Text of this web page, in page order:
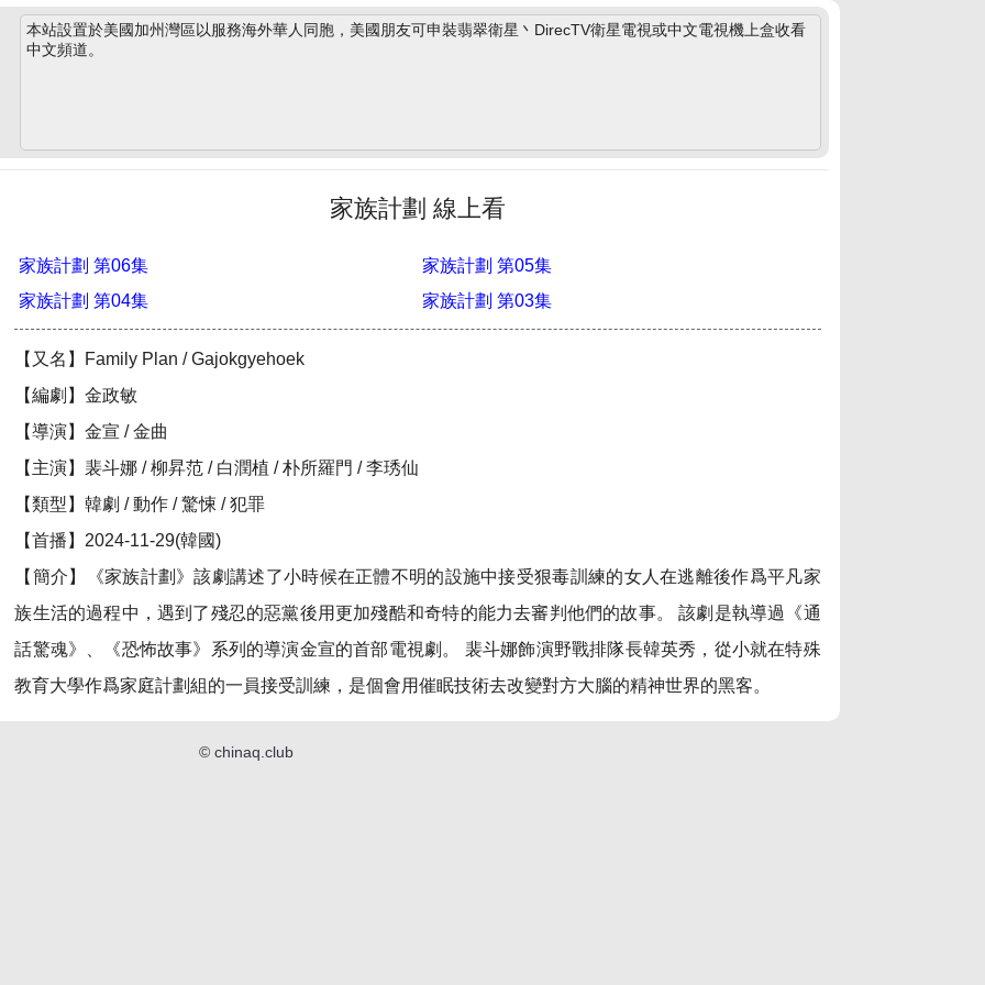
本站設置於美國加州灣區以服務海外華人同胞，美國朋友可申裝翡翠衛星丶DirecTV衛星電視或中文電視機上盒收看
中文頻道。
家族計劃 線上看
家族計劃 第06集
家族計劃 第05集
家族計劃 第04集
家族計劃 第03集
【又名】Family Plan / Gajokgyehoek
【編劇】金政敏
【導演】金宣 / 金曲
【主演】裴斗娜 / 柳昇范 / 白潤植 / 朴所羅門 / 李琇仙
【類型】韓劇 / 動作 / 驚悚 / 犯罪
【首播】2024-11-29(韓國)
【簡介】《家族計劃》該劇講述了小時候在正體不明的設施中接受狠毒訓練的女人在逃離後作爲平凡家
族生活的過程中，遇到了殘忍的惡黨後用更加殘酷和奇特的能力去審判他們的故事。 該劇是執導過《通
話驚魂》、《恐怖故事》系列的導演金宣的首部電視劇。 裴斗娜飾演野戰排隊長韓英秀，從小就在特殊
教育大學作爲家庭計劃組的一員接受訓練，是個會用催眠技術去改變對方大腦的精神世界的黑客。
© chinaq.club